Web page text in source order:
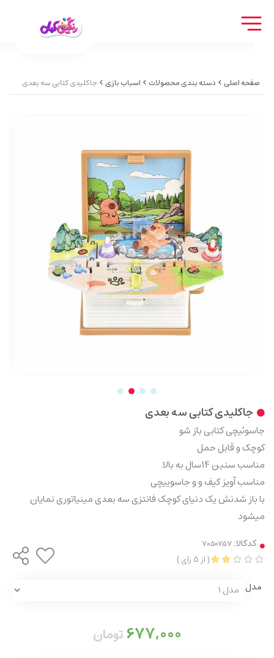
صفحه اصلی دسته بندی محصولات اسباب بازی جاکلیدی کتابی سه بعدی
جاکلیدی کتابی سه بعدی
جاسوئیچی کتابی باز شو
کوچک و قابل حمل
مناسب سنین 14سال به بالا
مناسب آویز کیف و و جاسوییچی
با باز شدنش یک دنیای کوچک فانتزی سه بعدی مینیاتوری نمایان
میشود
کدکالا:
(از5 رای)
مدل
677,000تومان